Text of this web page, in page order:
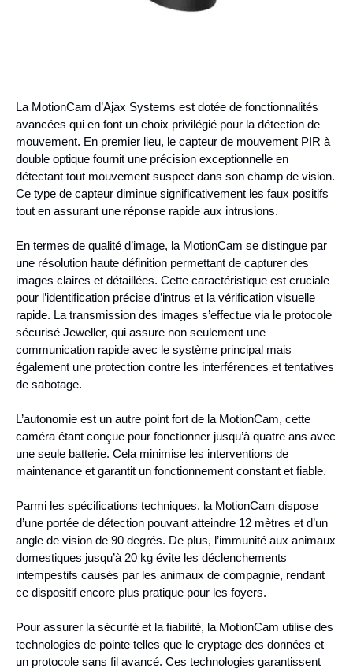
La MotionCam d’Ajax Systems est dotée de fonctionnalités
avancées qui en font un choix privilégié pour la détection de
mouvement. En premier lieu, le capteur de mouvement PIR à
double optique fournit une précision exceptionnelle en
détectant tout mouvement suspect dans son champ de vision.
Ce type de capteur diminue significativement les faux positifs
tout en assurant une réponse rapide aux intrusions.
En termes de qualité d’image, la MotionCam se distingue par
une résolution haute définition permettant de capturer des
images claires et détaillées. Cette caractéristique est cruciale
pour l’identification précise d’intrus et la vérification visuelle
rapide. La transmission des images s’effectue via le protocole
sécurisé Jeweller, qui assure non seulement une
communication rapide avec le système principal mais
également une protection contre les interférences et tentatives
de sabotage.
L’autonomie est un autre point fort de la MotionCam, cette
caméra étant conçue pour fonctionner jusqu’à quatre ans avec
une seule batterie. Cela minimise les interventions de
maintenance et garantit un fonctionnement constant et fiable.
Parmi les spécifications techniques, la MotionCam dispose
d’une portée de détection pouvant atteindre 12 mètres et d’un
angle de vision de 90 degrés. De plus, l’immunité aux animaux
domestiques jusqu’à 20 kg évite les déclenchements
intempestifs causés par les animaux de compagnie, rendant
ce dispositif encore plus pratique pour les foyers.
Pour assurer la sécurité et la fiabilité, la MotionCam utilise des
technologies de pointe telles que le cryptage des données et
un protocole sans fil avancé. Ces technologies garantissent